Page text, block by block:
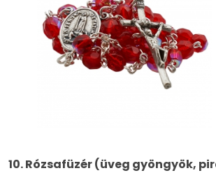
10. Rózsafüzér (üveg gyöngyök,